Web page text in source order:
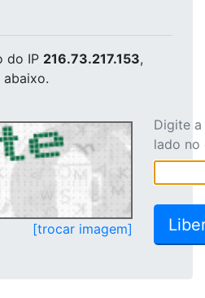
do IP 216.73.217.153,
[trocar imagem]
Digite
lado no